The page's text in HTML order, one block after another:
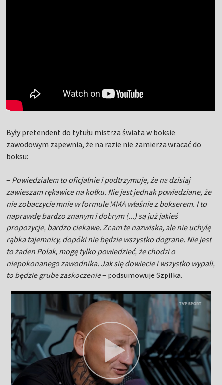
Były pretendent do tytułu mistrza świata w boksie
zawodowym zapewnia, że na razie nie zamierza wracać do
boksu:
– Powiedziałem to oficjalnie i podtrzymuję, że na dzisiaj
zawieszam rękawice na kołku. Nie jest jednak powiedziane, że
nie zobaczycie mnie w formule MMA właśnie z bokserem. I to
naprawdę bardzo znanym i dobrym (...) są już jakieś
propozycje, bardzo ciekawe. Znam te nazwiska, ale nie uchylę
rąbka tajemnicy, dopóki nie będzie wszystko dograne. Nie jest
to żaden Polak, mogę tylko powiedzieć, że chodzi o
niepokonanego zawodnika. Jak się dowiecie i wszystko wypali,
to będzie grube zaskoczenie– podsumowuje Szpilka.